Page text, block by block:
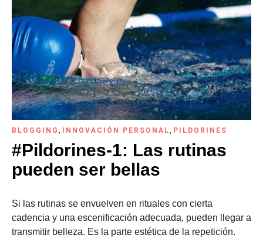
BLOGGING , INNOVACIÓN PERSONAL, PILDORINES
#Pildorines-1: Las rutinas
pueden ser bellas
Si las rutinas se envuelven en rituales con cierta
cadencia y una escenificación adecuada, pueden llegar a
transmitir belleza. Es la parte estética de la repetición.